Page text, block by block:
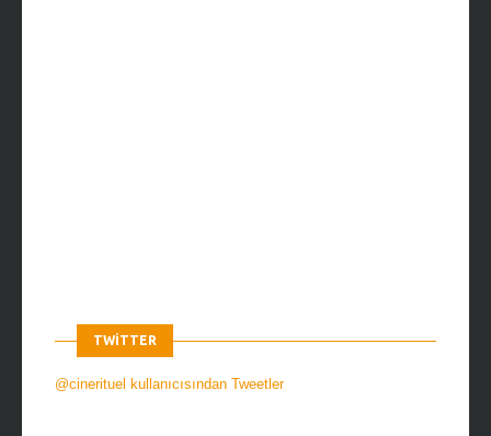
TWITTER
@cinerituel kullanıcısından Tweetler